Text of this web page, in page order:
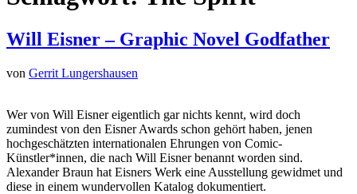
Will Eisner – Graphic Novel Godfather
von Gerrit Lungershausen
Wer von Will Eisner eigentlich gar nichts kennt, wird doch
zumindest von den Eisner Awards schon gehört haben, jenen
hochgeschätzten internationalen Ehrungen von Comic-
Künstler*innen, die nach Will Eisner benannt worden sind.
Alexander Braun hat Eisners Werk eine Ausstellung gewidmet und
diese in einem wundervollen Katalog dokumentiert.